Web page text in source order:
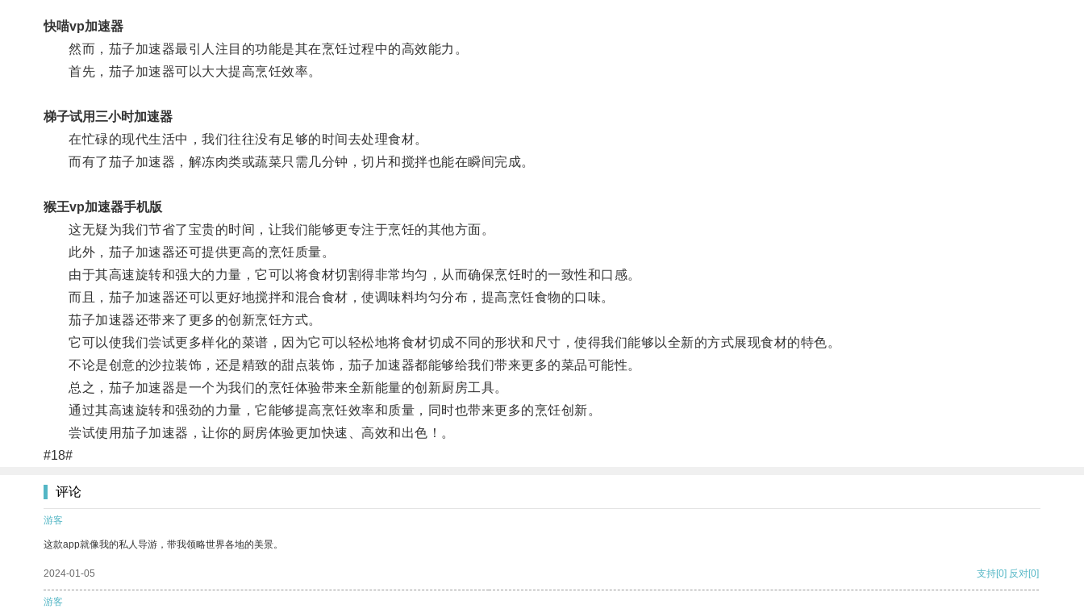
快喵vp加速器
然而，茄子加速器最引人注目的功能是其在烹饪过程中的高效能力。
首先，茄子加速器可以大大提高烹饪效率。
梯子试用三小时加速器
在忙碌的现代生活中，我们往往没有足够的时间去处理食材。
而有了茄子加速器，解冻肉类或蔬菜只需几分钟，切片和搅拌也能在瞬间完成。
猴王vp加速器手机版
这无疑为我们节省了宝贵的时间，让我们能够更专注于烹饪的其他方面。
此外，茄子加速器还可提供更高的烹饪质量。
由于其高速旋转和强大的力量，它可以将食材切割得非常均匀，从而确保烹饪时的一致性和口感。
而且，茄子加速器还可以更好地搅拌和混合食材，使调味料均匀分布，提高烹饪食物的口味。
茄子加速器还带来了更多的创新烹饪方式。
它可以使我们尝试更多样化的菜谱，因为它可以轻松地将食材切成不同的形状和尺寸，使得我们能够以全新的方式展现食材的特色。
不论是创意的沙拉装饰，还是精致的甜点装饰，茄子加速器都能够给我们带来更多的菜品可能性。
总之，茄子加速器是一个为我们的烹饪体验带来全新能量的创新厨房工具。
通过其高速旋转和强劲的力量，它能够提高烹饪效率和质量，同时也带来更多的烹饪创新。
尝试使用茄子加速器，让你的厨房体验更加快速、高效和出色！。
#18#
评论
游客
这款app就像我的私人导游，带我领略世界各地的美景。
2024-01-05 支持[0] 反对[0]
游客